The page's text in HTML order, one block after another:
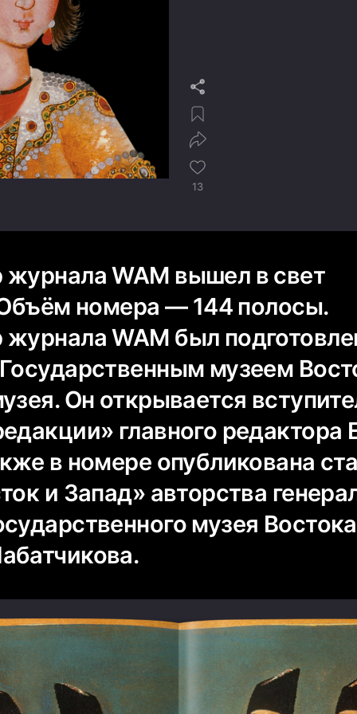
13
WAM вышел в свет
номера — ​144 полосы.
WAM был
музеем
Он открывается
главного редактора
в номере опубликована
и Запад» авторства
музея Востока